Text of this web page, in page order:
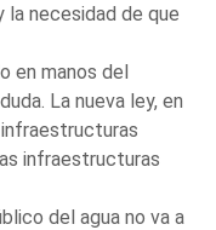
necesidad de que
en manos del
La nueva ley, en
infraestructuras
del agua no va a